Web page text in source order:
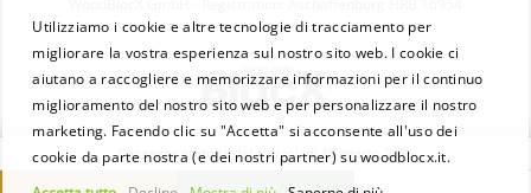
Consegna gratuita dal mercoledì 19 agosto 2026
Utilizziamo i cookie e altre tecnologie di tracciamento per
migliorare la vostra esperienza sul nostro sito web. I cookie ci
aiutano a raccogliere e memorizzare informazioni per il continuo
miglioramento del nostro sito web e per personalizzare il nostro
marketing. Facendo clic su "Accetta" si acconsente all'uso dei
cookie da parte nostra (e dei nostri partner) su woodblocx.it.